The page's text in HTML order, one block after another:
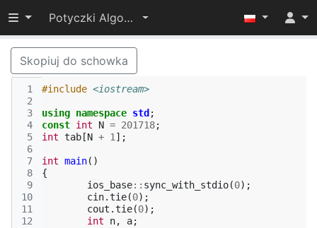
Przełącz widoczność menu
Potyczki Algorytmiczne 2017
Skopiuj do schowka
1
2
3
4
5
6
7
8
9
10
11
12
#include <iostream>
using namespace std ;
const int N = 201718;
int tab [N + 1 ];
int main()
{
ios_base:: sync_with_stdio(0);
cin.tie(0);
cout .tie(0);
int
n, a;